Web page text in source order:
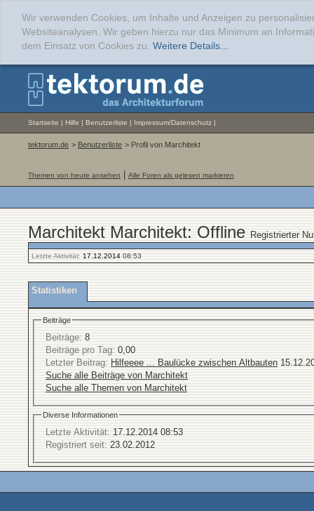
Wir verwenden Cookies, um Inhalte und Anzeigen zu
Websiteanalysen. Wir geben hierzu nur das Minimum an
dem Einsatz von Cookies zu. Weitere Details...
Startseite | Hilfe | Benutzerliste | Impressum/Datenschutz |
tektorum.de > Benutzerliste > Profil von Marchitekt
Themen von heute ansehen Alle Foren als gelesen markieren
Marchitekt Marchitekt: Offline Registrierter
Letzte Aktivität: 17.12.2014 08:53
Statistiken
Beiträge
Beiträge: 8
Beiträge pro Tag: 0,00
Letzter Beitrag: Hilfeeee ... Baulücke zwischen Altbauten
Suche alle Beiträge von Marchitekt
Suche alle Themen von Marchitekt
Diverse Informationen
Letzte Aktivität: 17.12.2014 08:53
Registriert seit: 23.02.2012